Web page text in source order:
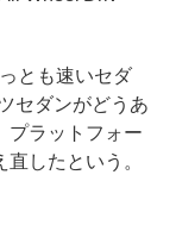
とも速いセダ
セダンがどうあ
プラットフォー
したという。